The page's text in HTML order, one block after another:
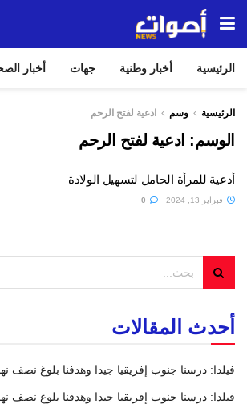
الرئيسية أخبار وطنية جهات أخبار
الرئيسية وسم ادعية لفتح الرحم
الوسم: ادعية لفتح الرحم
أدعية للمرأة الحامل لتسهيل الولادة
فبراير 13, 2024
أحدث المقالات
فيلدا: درسنا جنوب إفريقيا جيدا وهدفنا بلوغ نصف
فيلدا: درسنا جنوب إفريقيا جيدا وهدفنا بلوغ نصف